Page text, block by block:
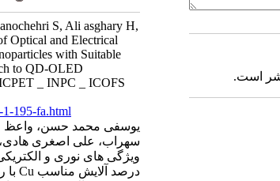
S, Ali asghary H,
Optical and Electrical
with Suitable
to QD-OLED
_ INPC _ ICOFS
195-fa.html
یوسفی محمد حسن، واعظ
سهراب، علی اصغری
است.